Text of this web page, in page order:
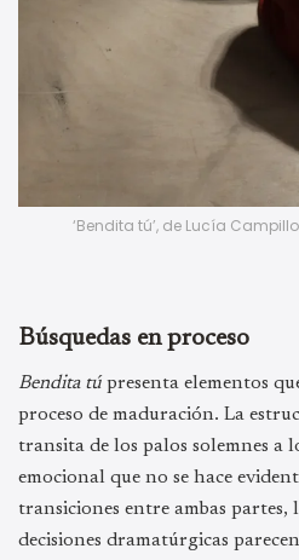
‘Bendita tú’, de Lucía
Búsquedas en proceso
Bendita tú presenta elementos
proceso de maduración. La
transita de los palos solemnes a
emocional que no se hace
transiciones entre ambas partes,
decisiones dramatúrgicas